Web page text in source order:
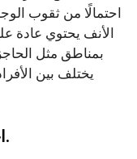
احتمالًا من ثقوب
الأنف يحتوي عادة
بمناطق مثل
يختلف بين
6. احتمالية خفض الهجرة والرفض.